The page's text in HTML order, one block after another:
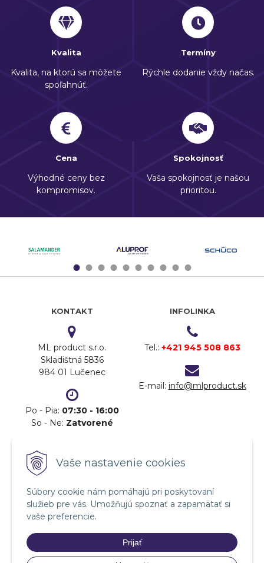
Vaše nastavenie cookies
Súbory cookie nám pomáhajú pri poskytovaní
služieb pre vás. Umožňujú spoznať a zapamätať si
vaše preferencie.
Prijať
Kvalita
Kvalita, na ktorú sa môžete
spoľahnúť.
Termíny
Rýchle dodanie vždy načas.
Cena
Výhodné ceny bez
kompromisov.
Spokojnosť
Vaša spokojnosť je našou
prioritou.
12345678910
KONTAKT
ML product s.r.o.
Skladištná 5836
984 01 Lučenec
Po - Pia: 07:30 - 16:00
So - Ne: Zatvorené
INFOLINKA
Tel.: +421 945 508 863
E-mail: info@mlproduct.sk